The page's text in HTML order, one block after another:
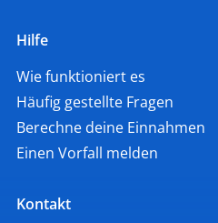
Hilfe
Wie funktioniert es
Häufig gestellte Fragen
Berechne deine Einnahmen
Einen Vorfall melden
Kontakt